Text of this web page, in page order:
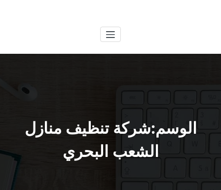
الوسم:شركة تنظيف منازل
الشعب البحري